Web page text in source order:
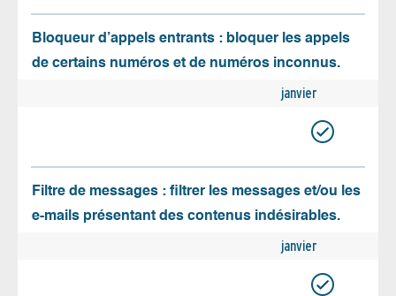
Bloqueur d’appels entrants : bloquer les appels
de certains numéros et de numéros inconnus.
janvier
Filtre de messages : filtrer les messages et/ou les
e-mails présentant des contenus indésirables.
janvier